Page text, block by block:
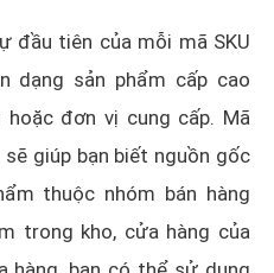
đầu tiên của mỗi mã SKU
dạng sản phẩm cấp cao
đơn vị cung cấp. Mã
giúp bạn biết nguồn gốc
thuộc nhóm bán hàng
trong kho, cửa hàng của